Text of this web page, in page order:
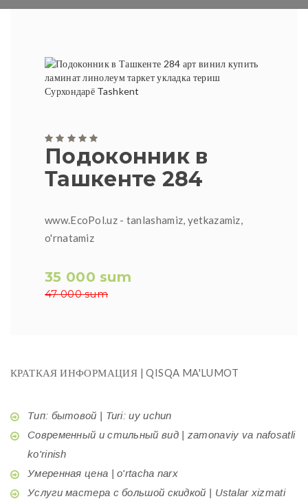
Подоконник в
Ташкенте 284
www.EcoPol.uz - tanlashamiz, yetkazamiz,
o'rnatamiz
35 000 sum
47 000 sum
КРАТКАЯ ИНФОРМАЦИЯ | QISQA MA'LUMOT
Тип: бытовой | Turi: uy uchun
Современный и стильный вид | zamonaviy va nafosatli
ko'rinish
Умеренная цена | o'rtacha narx
Услуги мастера с большой скидкой | Ustalar xizmati